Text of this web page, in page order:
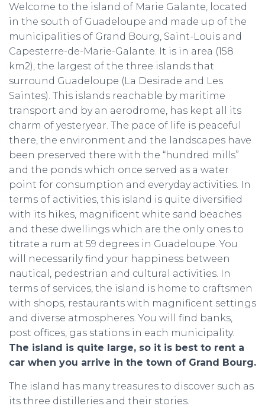
Welcome to the island of Marie Galante, located
in the south of Guadeloupe and made up of the
municipalities of Grand Bourg, Saint-Louis and
Capesterre-de-Marie-Galante. It is in area (158
km2), the largest of the three islands that
surround Guadeloupe (La Desirade and Les
Saintes). This islands reachable by maritime
transport and by an aerodrome, has kept all its
charm of yesteryear. The pace of life is peaceful
there, the environment and the landscapes have
been preserved there with the “hundred mills”
and the ponds which once served as a water
point for consumption and everyday activities. In
terms of activities, this island is quite diversified
with its hikes, magnificent white sand beaches
and these dwellings which are the only ones to
titrate a rum at 59 degrees in Guadeloupe. You
will necessarily find your happiness between
nautical, pedestrian and cultural activities. In
terms of services, the island is home to craftsmen
with shops, restaurants with magnificent settings
and diverse atmospheres. You will find banks,
post offices, gas stations in each municipality.
The island is quite large, so it is best to rent a
car when you arrive in the town of Grand Bourg.
The island has many treasures to discover such as
its three distilleries and their stories.